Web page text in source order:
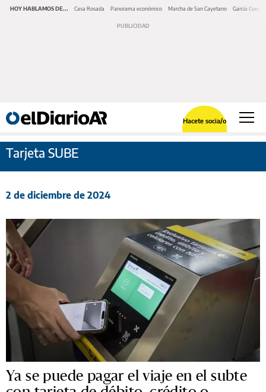
HOY HABLAMOS DE... Casa Rosada Panorama económico Marcha de San Cayetano García Cuerva
Hacete socia/o
Tarjeta SUBE
2 de diciembre de 2024
Ya se puede pagar el viaje en el subte